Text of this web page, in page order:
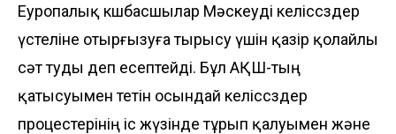
Еуропалық көшбасшылар Мәскеуді келіссөздер
үстеліне отырғызуға тырысу үшін қазір қолайлы
сәт туды деп есептейді. Бұл АҚШ-тың
қатысуымен өтетін осындай келіссөздер
процестерінің іс жүзінде тұрып қалуымен және